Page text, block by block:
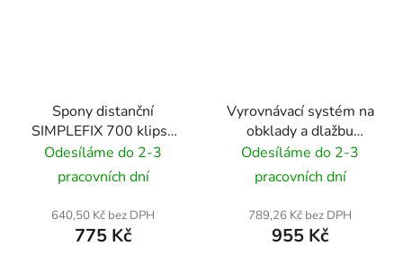
Spony distanční
SIMPLEFIX 700 klipsů
1,0 mm
Odesíláme do 2-3
pracovních dní
640,50 Kč bez DPH
775 Kč
Vyrovnávací systém na
obklady a dlažbu
SIMPLEFIX 100 klíny +
500 spony + kleště 3,0
Odesíláme do 2-3
pracovních dní
789,26 Kč bez DPH
955 Kč